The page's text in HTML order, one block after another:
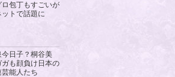
包丁もすごいが
トで話題に
日子？桐谷美
も顔負け日本の
芸能人たち